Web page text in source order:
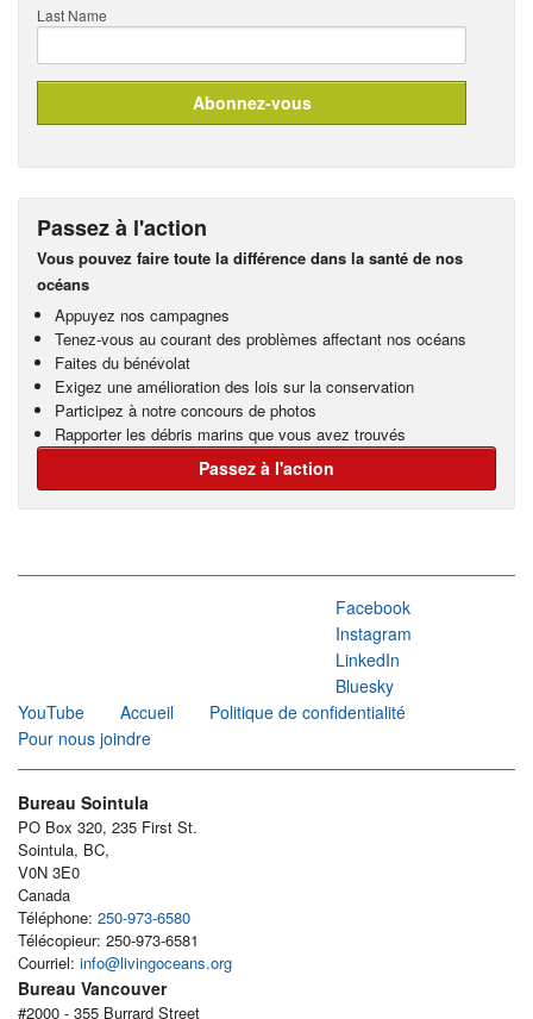
Last Name
Passez à l'action
Vous pouvez faire toute la différence dans la santé de nos
océans
Appuyez nos campagnes
Tenez-vous au courant des problèmes affectant nos océans
Faites du bénévolat
Exigez une amélioration des lois sur la conservation
Participez à notre concours de photos
Rapporter les débris marins que vous avez trouvés
Passez à l'action
Facebook
Instagram
LinkedIn
Bluesky
YouTube
Accueil
Politique de confidentialité
Pour nous joindre
Bureau Sointula
PO Box 320, 235 First St.
Sointula, BC,
V0N 3E0
Canada
Téléphone: 250-973-6580
Télécopieur: 250-973-6581
Courriel: info@livingoceans.org
Bureau Vancouver
#2000 - 355 Burrard Street